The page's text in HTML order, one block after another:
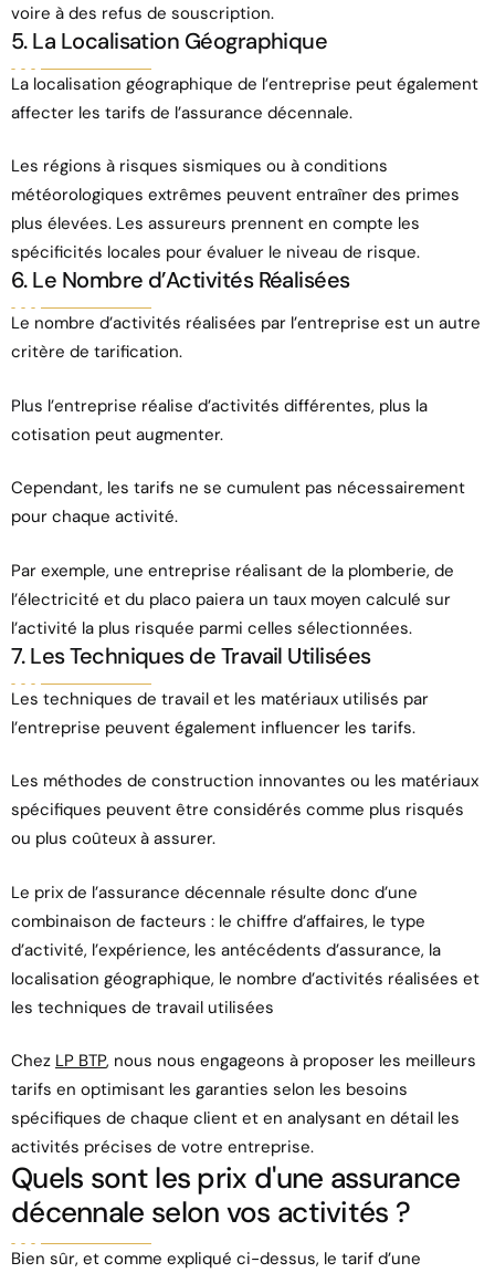
voire à des refus de souscription.
5. La Localisation Géographique
La localisation géographique de l’entreprise peut également
affecter les tarifs de l’assurance décennale.
Les régions à risques sismiques ou à conditions
météorologiques extrêmes peuvent entraîner des primes
plus élevées. Les assureurs prennent en compte les
spécificités locales pour évaluer le niveau de risque.
6. Le Nombre d’Activités Réalisées
Le nombre d’activités réalisées par l’entreprise est un autre
critère de tarification.
Plus l’entreprise réalise d’activités différentes, plus la
cotisation peut augmenter.
Cependant, les tarifs ne se cumulent pas nécessairement
pour chaque activité.
Par exemple, une entreprise réalisant de la plomberie, de
l’électricité et du placo paiera un taux moyen calculé sur
l’activité la plus risquée parmi celles sélectionnées.
7. Les Techniques de Travail Utilisées
Les techniques de travail et les matériaux utilisés par
l’entreprise peuvent également influencer les tarifs.
Les méthodes de construction innovantes ou les matériaux
spécifiques peuvent être considérés comme plus risqués
ou plus coûteux à assurer.
Le prix de l’assurance décennale résulte donc d’une
combinaison de facteurs : le chiffre d’affaires, le type
d’activité, l’expérience, les antécédents d’assurance, la
localisation géographique, le nombre d’activités réalisées et
les techniques de travail utilisées
Chez LP BTP, nous nous engageons à proposer les meilleurs
tarifs en optimisant les garanties selon les besoins
spécifiques de chaque client et en analysant en détail les
activités précises de votre entreprise.
Quels sont les prix d'une assurance
décennale selon vos activités ?
Bien sûr, et comme expliqué ci-dessus, le tarif d’une